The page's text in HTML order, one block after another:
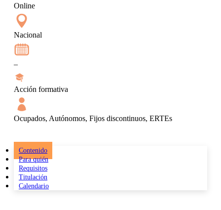
Online
Nacional
–
Acción formativa
Ocupados, Autónomos, Fijos discontinuos, ERTEs
Contenido
Para quién
Requisitos
Titulación
Calendario